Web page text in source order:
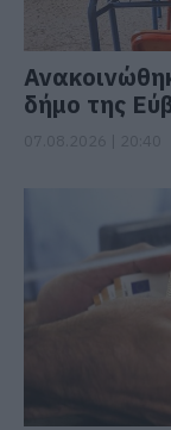
δήμο της